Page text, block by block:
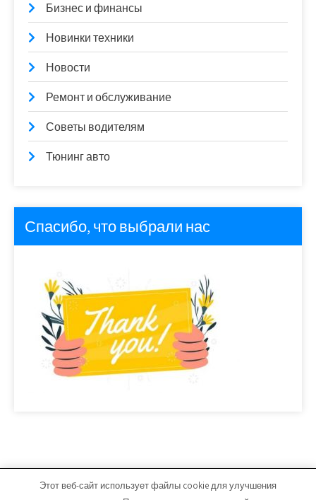
Бизнес и финансы
Новинки техники
Новости
Ремонт и обслуживание
Советы водителям
Тюнинг авто
Спасибо, что выбрали нас
avto-center74.ru - Работает на WordPress
Этот веб-сайт использует файлы cookie для улучшения